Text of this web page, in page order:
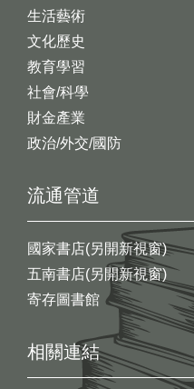
生活藝術
文化歷史
教育學習
社會/科學
財金產業
政治/外交/國防
流通管道
國家書店(另開新視窗)
五南書店(另開新視窗)
寄存圖書館
相關連結